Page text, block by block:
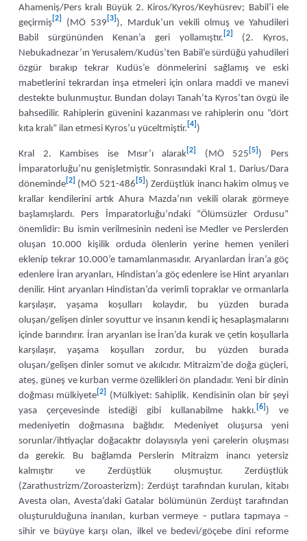
Ahameniş/Pers kralı Büyük 2. Kiros/Kyros/Keyhüsrev; Babil’i ele
geçirmiş[2] (MÖ 539 [3] ), Marduk’un vekili olmuş ve Yahudileri
Babil sürgününden Kenan’a geri yollamıştır. [2]
(2. Kyros,
Nebukadnezar’ın Yerusalem/Kudüs’ten Babil’e sürdüğü yahudileri
özgür bırakıp tekrar Kudüs’e dönmelerini sağlamış ve eski
mabetlerini tekrardan inşa etmeleri için onlara maddi ve manevi
destekte bulunmuştur. Bundan dolayı Tanah’ta Kyros’tan övgü ile
bahsedilir. Rahiplerin güvenini kazanması ve rahiplerin onu “dört
kıta kralı” ilan etmesi Kyros’u yüceltmiştir. [4] )
Kral 2. Kambises ise Mısır’ı alarak[2] (MÖ 525[5] ) Pers
İmparatorluğu’nu genişletmiştir. Sonrasındaki Kral 1. Darius/Dara
döneminde[2] (MÖ 521-486 [5] ) Zerdüştlük inancı hakim olmuş ve
krallar kendilerini artık Ahura Mazda’nın vekili olarak görmeye
başlamışlardı. Pers İmparatorluğu’ndaki “Ölümsüzler Ordusu”
önemlidir: Bu ismin verilmesinin nedeni ise Medler ve Perslerden
oluşan 10.000 kişilik orduda ölenlerin yerine hemen yenileri
eklenip tekrar 10.000’e tamamlanmasıdır. Aryanlardan İran’a göç
edenlere İran aryanları, Hindistan’a göç edenlere ise Hint aryanları
denilir. Hint aryanları Hindistan’da verimli topraklar ve ormanlarla
karşılaşır, yaşama koşulları kolaydır, bu yüzden burada
oluşan/gelişen dinler soyuttur ve insanın kendi iç hesaplaşmalarını
içinde barındırır. İran aryanları ise İran’da kurak ve çetin koşullarla
karşılaşır, yaşama koşulları zordur, bu yüzden burada
oluşan/gelişen dinler somut ve akılcıdır. Mitraizm’de doğa güçleri,
ateş, güneş ve kurban verme özellikleri ön plandadır. Yeni bir dinin
doğması mülkiyete[2]
(Mülkiyet: Sahiplik. Kendisinin olan bir şeyi
yasa çerçevesinde istediği gibi kullanabilme hakkı.[6] ) ve
medeniyetin doğmasına bağlıdır. Medeniyet oluşursa yeni
sorunlar/ihtiyaçlar doğacaktır dolayısıyla yeni çarelerin oluşması
da gerekir. Bu bağlamda Perslerin Mitraizm inancı yetersiz
kalmıştır ve Zerdüştlük oluşmuştur. Zerdüştlük
(Zarathustrizm/Zoroasterizm): Zerdüşt tarafından kurulan, kitabı
Avesta olan, Avesta’daki Gatalar bölümünün Zerdüşt tarafından
oluşturulduğuna inanılan, kurban vermeye – putlara tapmaya –
sihir ve büyüye karşı olan, ilkel ve bedevi/göçebe dini reforme